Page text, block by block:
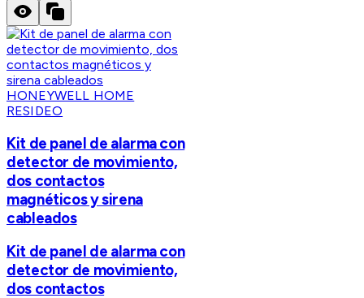
HONEYWELL HOME
RESIDEO
Kit de panel de alarma con
detector de movimiento,
dos contactos
magnéticos y sirena
cableados
Kit de panel de alarma con
detector de movimiento,
dos contactos